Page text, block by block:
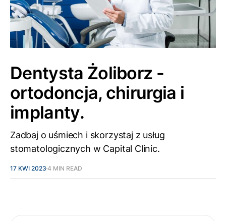
Dentysta Żoliborz -
ortodoncja, chirurgia i
implanty.
Zadbaj o uśmiech i skorzystaj z usług
stomatologicznych w Capital Clinic.
17 KWI 2023 4 MIN READ